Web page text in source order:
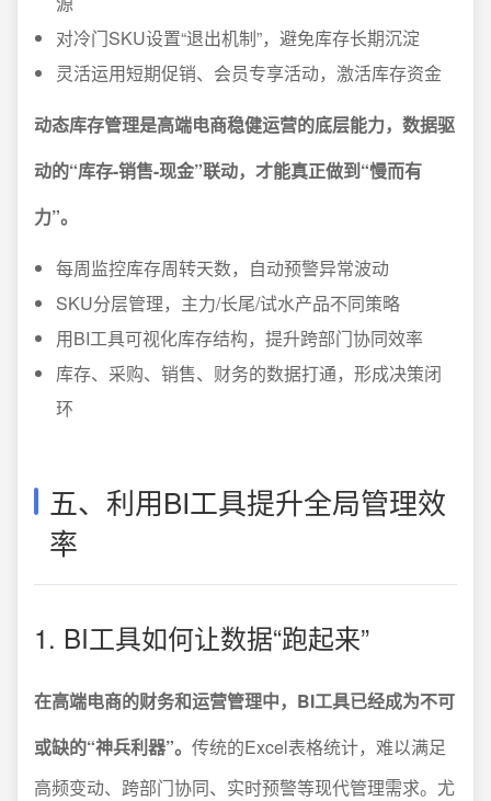
对冷门SKU设置“退出机制”，避免库存长期沉淀
灵活运用短期促销、会员专享活动，激活库存资金
动态库存管理是高端电商稳健运营的底层能力，数据驱
动的“库存-销售-现金”联动，才能真正做到“慢而有
力”。
每周监控库存周转天数，自动预警异常波动
SKU分层管理，主力/长尾/试水产品不同策略
用BI工具可视化库存结构，提升跨部门协同效率
库存、采购、销售、财务的数据打通，形成决策闭
环
五、利用BI工具提升全局管理效
率
1. BI工具如何让数据“跑起来”
在高端电商的财务和运营管理中，BI工具已经成为不可
或缺的“神兵利器”。 传统的Excel表格统计，难以满足
高频变动、跨部门协同、实时预警等现代管理需求。尤